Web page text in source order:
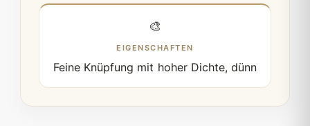
🎨
EIGENSCHAFTEN
Feine Knüpfung mit hoher Dichte, dünn